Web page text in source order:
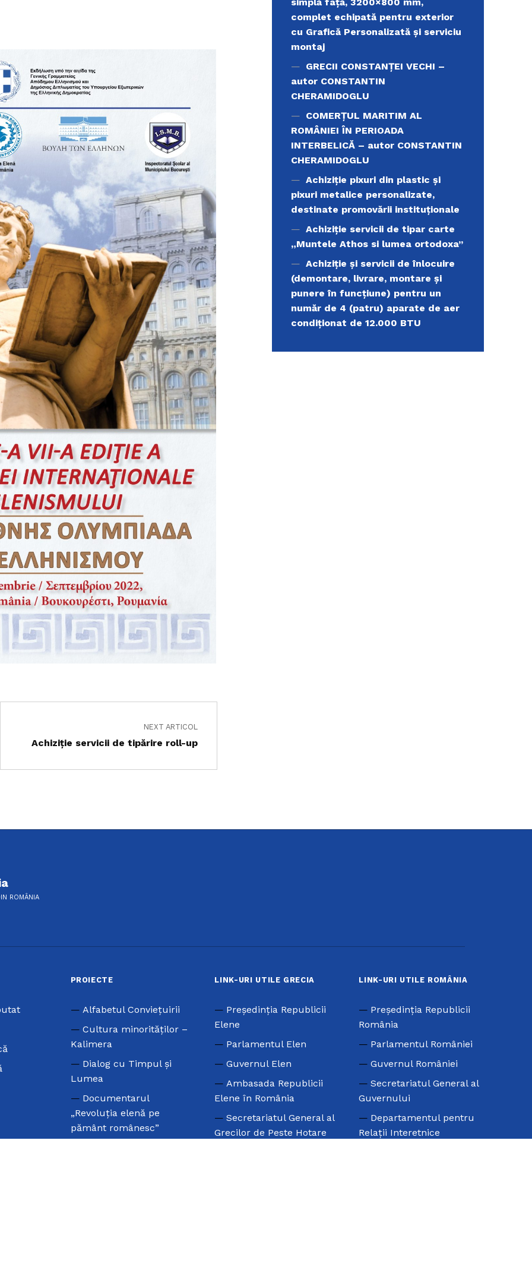
NEXT ARTICOL
Achiziţie servicii de tipărire roll-up
simplă față, 3200×800 mm,
complet echipată pentru exterior
cu Grafică Personalizată și serviciu
montaj
GRECII CONSTANȚEI VECHI –
autor CONSTANTIN
CHERAMIDOGLU
COMERŢUL MARITIM AL
ROMÂNIEI ÎN PERIOADA
INTERBELICĂ – autor CONSTANTIN
CHERAMIDOGLU
Achiziţie pixuri din plastic și
pixuri metalice personalizate,
destinate promovării instituționale
Achiziție servicii de tipar carte
„Muntele Athos si lumea ortodoxa’’
Achiziție și servicii de înlocuire
(demontare, livrare, montare și
punere în funcțiune) pentru un
număr de 4 (patru) aparate de aer
condiționat de 12.000 BTU
ROMÂNIA
PROIECTE
Alfabetul Conviețuirii
Cultura minorităților –
Kalimera
Dialog cu Timpul și
Lumea
Documentarul
„Revoluția elenă pe
pământ românesc”
LINK-URI UTILE GRECIA
Preşedinţia Republicii
Elene
Parlamentul Elen
Guvernul Elen
Ambasada Republicii
Elene în România
Secretariatul General al
Grecilor de Peste Hotare
LINK-URI UTILE ROMÂNIA
Preşedinţia Republicii
România
Parlamentul României
Guvernul României
Secretariatul General al
Guvernului
Departamentul pentru
Relaţii Interetnice